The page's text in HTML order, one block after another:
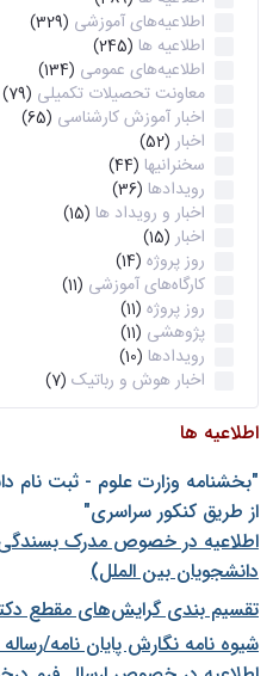
اطلاعیه‌های‌ آموزشی (329)
اطلاعیه ها (245)
اطلاعیه‌های عمومی (134)
معاونت تحصیلات تکمیلی (79)
اخبار آموزش کارشناسی (65)
اخبار (52)
سخنرانیها (44)
رویدادها (36)
اخبار و رویداد ها (15)
اخبار (15)
روز پروژه (14)
کارگاه‌های آموزشی (11)
روز پروژه (11)
پژوهشی (11)
رویدادها (10)
اخبار هوش و رباتیک (7)
اطلاعیه ها
"بخشنامه وزارت علوم - ثبت نام
از طريق كنكور سراسری"
اطلاعیه در خصوص مدرک بسندگی
دانشجویان بین الملل)
تقسیم بندی گرایش‌های مقطع
شيوه نامه نگارش پايان نامه/